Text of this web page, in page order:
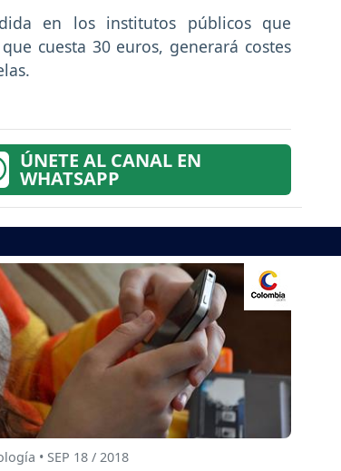
en los institutos públicos que
cuesta 30 euros, generará costes
ÚNETE AL CANAL EN
WHATSAPP
• SEP 18 / 2018